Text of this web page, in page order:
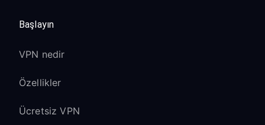
Başlayın
VPN nedir
Özellikler
Ücretsiz VPN